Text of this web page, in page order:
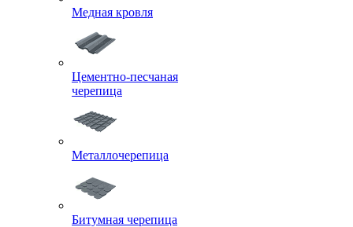
Медная кровля
Цементно-песчаная
черепица
Металлочерепица
Битумная черепица